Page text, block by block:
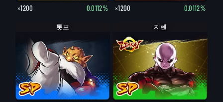
×1200 0.0112% ×1200 0.0112%
톳포 지렌